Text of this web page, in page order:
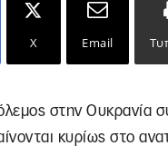
X Email
στην Ουκρανία
κυρίως στο